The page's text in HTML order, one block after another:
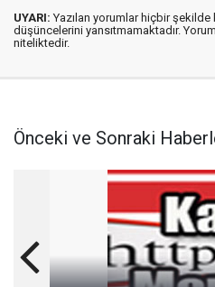
UYARI: Yazılan yorumlar hiçbir
düşüncelerini yansıtmamaktadır.
niteliktedir.
Önceki ve Sonraki